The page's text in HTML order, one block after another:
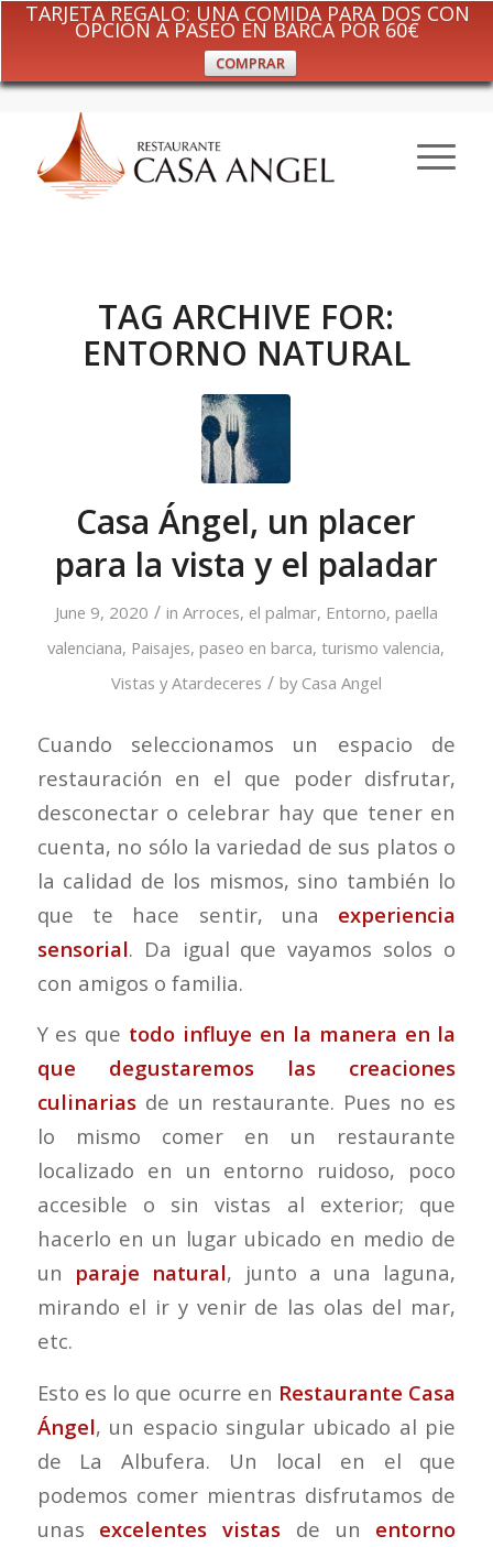
TARJETA REGALO: UNA COMIDA PARA DOS CON
OPCIÓN A PASEO EN BARCA POR 60€
COMPRAR
TAG ARCHIVE FOR:
ENTORNO NATURAL
Casa Ángel, un placer
para la vista y el paladar
June 9, 2020 / in Arroces, el palmar, Entorno, paella
valenciana, Paisajes,paseo en barca,turismo valencia,
Vistas y Atardeceres / by Casa Angel
Cuando seleccionamos un espacio de
restauración en el que poder disfrutar,
desconectar o celebrar hay que tener en
cuenta, no sólo la variedad de sus platos o
la calidad de los mismos, sino también lo
que te hace sentir, una experiencia
sensorial. Da igual que vayamos solos o
con amigos o familia.
Y es que todo influye en la manera en la
que degustaremos las creaciones
culinariasde un restaurante. Pues no es
lo mismo comer en un restaurante
localizado en un entorno ruidoso, poco
accesible o sin vistas al exterior; que
hacerlo en un lugar ubicado en medio de
un paraje natural, junto a una laguna,
mirando el ir y venir de las olas del mar,
etc.
Esto es lo que ocurre en Restaurante Casa
Ángel, un espacio singular ubicado al pie
de La Albufera. Un local en el que
podemos comer mientras disfrutamos de
unas excelentes vistas de un entorno